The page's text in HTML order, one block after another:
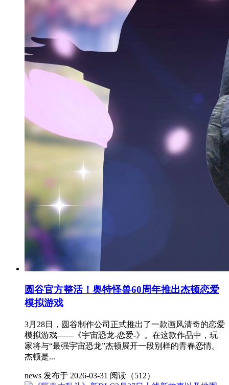
圆谷官方整活！奥特怪兽60周年推出杰顿恋爱
模拟游戏
3月28日，圆谷制作公司正式推出了一款画风清奇的恋爱
模拟游戏——《宇宙恐龙-恋爱-》。在这款作品中，玩
家将与“最强宇宙恐龙”杰顿展开一段别样的青春恋情。
杰顿是...
news 发布于 2026-03-31 阅读（512）